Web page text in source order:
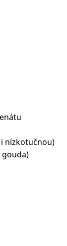
nízkotučnou)
gouda)